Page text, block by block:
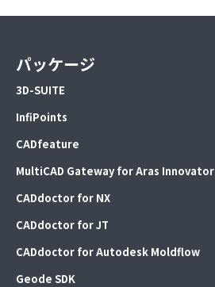
パッケージ
3D-SUITE
InfiPoints
CADfeature
MultiCAD Gateway for Aras Innovator
CADdoctor for NX
CADdoctor for JT
CADdoctor for Autodesk Moldflow
Geode SDK